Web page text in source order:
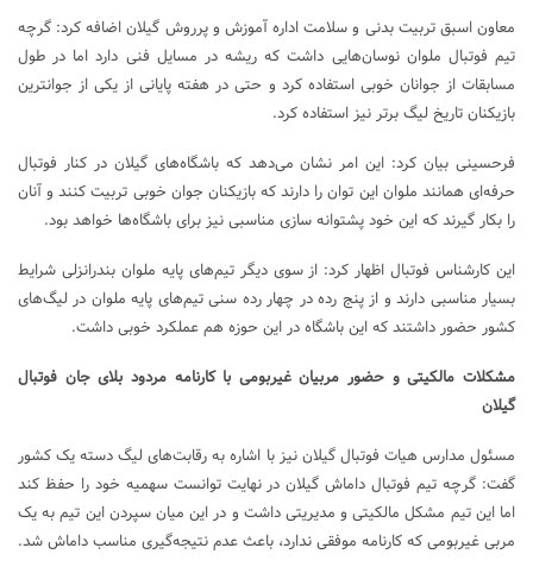
معاون اسبق تربیت بدنی و سلامت اداره آموزش و پرروش گیلان اضافه کرد: گرچه
تیم فوتبال ملوان نوسان‌هایی داشت که ریشه در مسایل فنی دارد اما در طول
مسابقات از جوانان خوبی استفاده کرد و حتی در هفته پایانی از یکی از جوانترین
بازیکنان تاریخ لیگ برتر نیز استفاده کرد.
فرحسینی بیان کرد: این امر نشان می‌دهد که باشگاه‌های گیلان در کنار فوتبال
حرفه‌ای همانند ملوان این توان را دارند که بازیکنان جوان خوبی تربیت کنند و آنان
را بکار گیرند که این خود پشتوانه سازی مناسبی نیز برای باشگاه‌ها خواهد بود.
این کارشناس فوتبال اظهار کرد: از سوی دیگر تیم‌های پایه ملوان بندرانزلی شرایط
بسیار مناسبی دارند و از پنج رده در چهار رده سنی تیم‌های پایه ملوان در لیگ‌های
کشور حضور داشتند که این باشگاه در این حوزه هم عملکرد خوبی داشت.
مشکلات مالکیتی و حضور مربیان غیربومی با کارنامه مردود بلای جان فوتبال
گیلان
مسئول مدارس هیات فوتبال گیلان نیز با اشاره به رقابت‌های لیگ دسته یک کشور
گفت: گرچه تیم فوتبال داماش گیلان در نهایت توانست سهمیه خود را حفظ کند
اما این تیم مشکل مالکیتی و مدیریتی داشت و در این میان سپردن این تیم به یک
مربی غیربومی که کارنامه موفقی ندارد، باعث عدم نتیجه‌گیری مناسب داماش شد.